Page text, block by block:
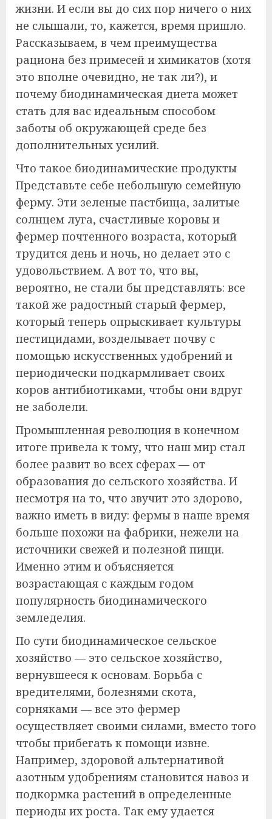
жизни. И если вы до сих пор ничего о них
не слышали, то, кажется, время пришло.
Рассказываем, в чем преимущества
рациона без примесей и химикатов (хотя
это вполне очевидно, не так ли?), и
почему биодинамическая диета может
стать для вас идеальным способом
заботы об окружающей среде без
дополнительных усилий.
Что такое биодинамические продукты
Представьте себе небольшую семейную
ферму. Эти зеленые пастбища, залитые
солнцем луга, счастливые коровы и
фермер почтенного возраста, который
трудится день и ночь, но делает это с
удовольствием. А вот то, что вы,
вероятно, не стали бы представлять: все
такой же радостный старый фермер,
который теперь опрыскивает культуры
пестицидами, возделывает почву с
помощью искусственных удобрений и
периодически подкармливает своих
коров антибиотиками, чтобы они вдруг
не заболели.
Промышленная революция в конечном
итоге привела к тому, что наш мир стал
более развит во всех сферах — от
образования до сельского хозяйства. И
несмотря на то, что звучит это здорово,
важно иметь в виду: фермы в наше время
больше похожи на фабрики, нежели на
источники свежей и полезной пищи.
Именно этим и объясняется
возрастающая с каждым годом
популярность биодинамического
земледелия.
По сути биодинамическое сельское
хозяйство — это сельское хозяйство,
вернувшееся к основам. Борьба с
вредителями, болезнями скота,
сорняками — все это фермер
осуществляет своими силами, вместо того
чтобы прибегать к помощи извне.
Например, здоровой альтернативой
азотным удобрениям становится навоз и
подкормка растений в определенные
периоды их роста. Так ему удается